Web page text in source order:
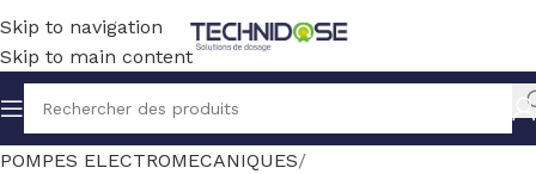
Skip to navigation
Skip to main content
Accueil TRAITEMENT EAU DOSAGE
POMPES ELECTROMECANIQUES